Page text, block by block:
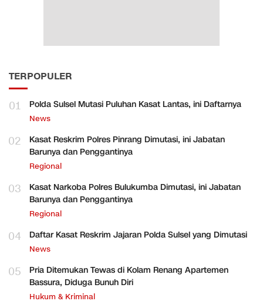
TERPOPULER
01 Polda Sulsel Mutasi Puluhan Kasat Lantas, ini Daftarnya
News
02
Kasat Reskrim Polres Pinrang Dimutasi, ini Jabatan
Barunya dan Penggantinya
Regional
03
Kasat Narkoba Polres Bulukumba Dimutasi, ini Jabatan
Barunya dan Penggantinya
Regional
04 Daftar Kasat Reskrim Jajaran Polda Sulsel yang Dimutasi
News
05
Pria Ditemukan Tewas di Kolam Renang Apartemen
Bassura, Diduga Bunuh Diri
Hukum & Kriminal